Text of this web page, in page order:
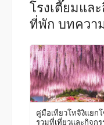
โรงเตี๊ยมแล
ที่พัก บทควา
คู่มือเที่ยวโทจิงิแยกโ
รวมที่เที่ยวและกิจก